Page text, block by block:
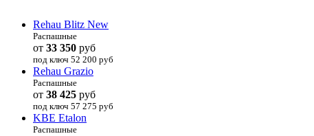
Rehau Blitz New
Распашные
от 33 350 руб
под ключ 52 200 руб
Rehau Grazio
Распашные
от 38 425 руб
под ключ 57 275 руб
KBE Etalon
Распашные